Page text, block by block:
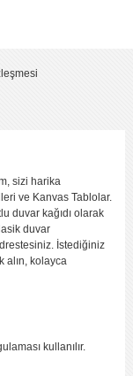
sizi harika
ve Kanvas Tablolar.
duvar kağıdı olarak
duvar
İstediğiniz
alın, kolayca
kullanılır.